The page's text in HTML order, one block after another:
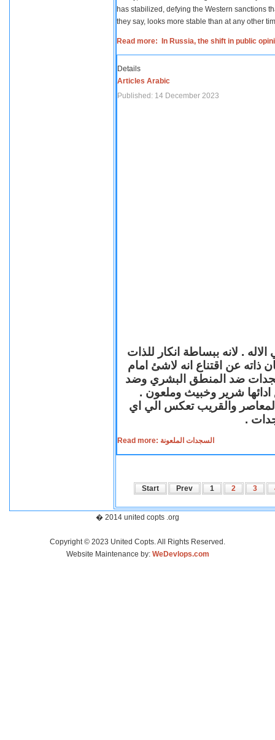
has stabilized, defying the Western sanctions
they say, looks more stable than at any other
Read more: In Russia, the shift in public
Details
Articles Arabic
Published: 14 December 2023
. لانه ببساطة انكار للذات
ذاته عن اقتناع انه لاشئ امام
ضد المنطق البشري وضد
ادائها شرير وخبيث وملعون .
المعاصر والقريب تعكس الي اي
.
Read more: السجدات الملعونة
Start Prev 1 2 3
� 2014 united copts .org
Copyright © 2023 United Copts. All Rights Reserved.
Website Maintenance by: WeDevlops.com